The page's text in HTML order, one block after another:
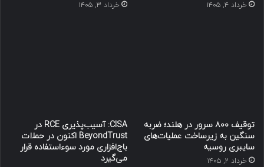
خرداد ۴, ۱۴۰۵ خرداد ۳, ۱۴۰۵
توقیف ۸۰۰ سرور در هلند؛ ضربه
سنگین به زیرساخت عملیات‌های
سایبری روسیه
خرداد ۲, ۱۴۰۵
CISA: آسیب‌پذیری RCE در
BeyondTrust اکنون در حملات
باج‌افزاری مورد سوءاستفاده قرار
می‌گیرد